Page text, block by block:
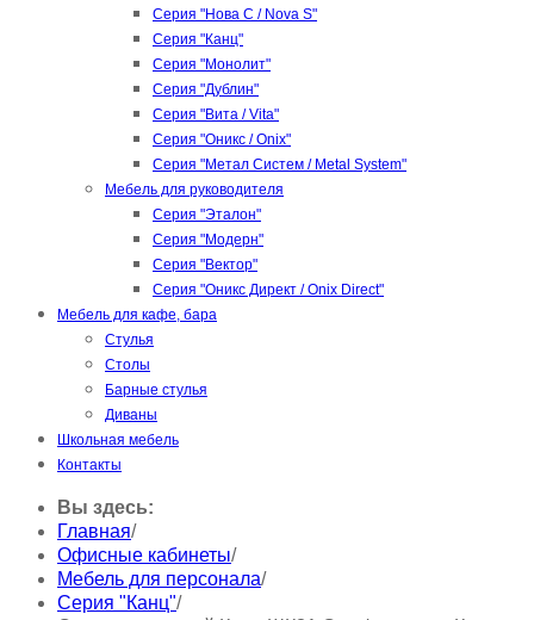
Серия "Нова С / Nova S"
Серия "Канц"
Серия "Монолит"
Серия "Дублин"
Серия "Вита / Vita"
Серия "Оникс / Onix"
Серия "Метал Систем / Metal System"
Мебель для руководителя
Серия "Эталон"
Серия "Модерн"
Серия "Вектор"
Серия "Оникс Директ / Onix Direct"
Мебель для кафе, бара
Стулья
Столы
Барные стулья
Диваны
Школьная мебель
Контакты
Вы здесь:
Главная/
Офисные кабинеты/
Мебель для персонала/
Серия "Канц"/